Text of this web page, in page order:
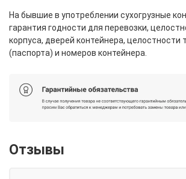
На бывшие в употреблении сухогрузные
гарантия годности для перевозки,
корпуса, дверей контейнера, целостности
(паспорта) и номеров контейнера.
Отзывы